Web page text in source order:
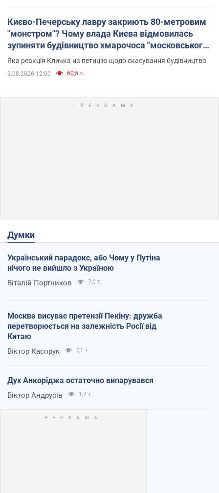
Києво-Печерську лавру закриють 80-метровим
"монстром"? Чому влада Києва відмовилась
зупиняти будівництво хмарочоса "московського
вірянина"
Яка реакція Кличка на петицію щодо скасування будівництва
9.08.2026 12:00 60,5 т.
Думки
Український парадокс, або Чому у Путіна
нічого не вийшло з Україною
Віталій Портников 7,0 т.
Москва висуває претензії Пекіну: дружба
перетворюється на залежність Росії від
Китаю
Віктор Каспрук 7,1 т.
Дух Анкоріджа остаточно випарувався
Віктор Андрусів 1,7 т.